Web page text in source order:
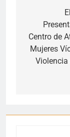
Centro de
Mujeres
Violencia